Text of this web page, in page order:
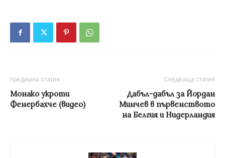
предишна статия
Монако укроти
Фенербахче (видео)
Следваща статия
Дабъл-дабъл за Йордан
Минчев в първенството
на Белгия и Нидерландия